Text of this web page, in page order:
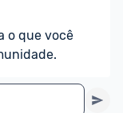
cadastrar seu
o que você